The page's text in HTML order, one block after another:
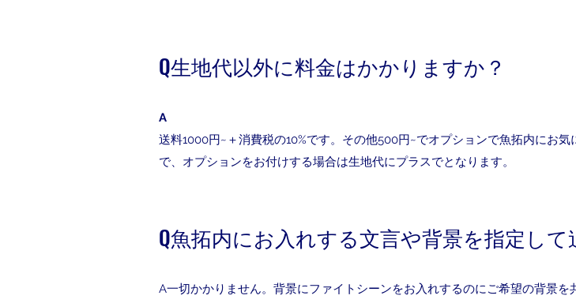
Q生地代以外に料金はかかりますか？
A
送料1000円~＋消費税の10%です。その他500円~でオプションで魚拓内にお
で、オプションをお付けする場合は生地代にプラスでとなります。
Q魚拓内にお入れする文言や背景を指定して
A一切かかりません。背景にファイトシーンをお入れするのにご希望の背景